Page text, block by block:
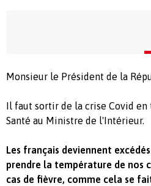
Monsieur le Président de la
Il faut sortir de la crise Covid
Santé au Ministre de l'Intérieur.
Les français deviennent
prendre la température de nos
cas de fièvre, comme cela se